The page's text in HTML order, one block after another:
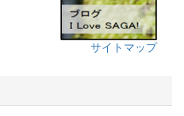
サイトマップ